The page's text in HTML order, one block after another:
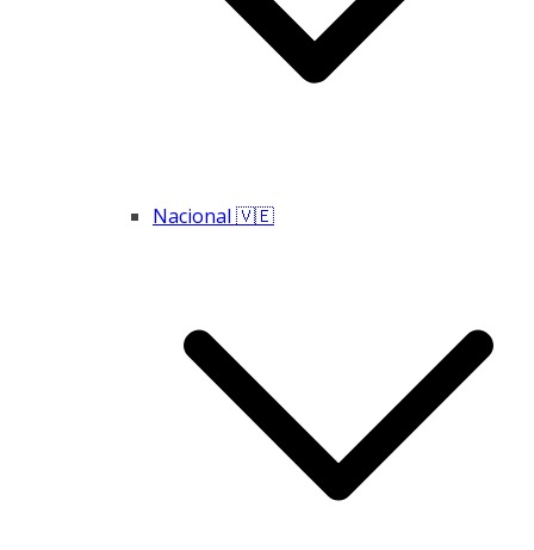
Nacional 🇻🇪